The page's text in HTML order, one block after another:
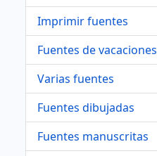
Imprimir fuentes
Fuentes de vacaciones
Varias fuentes
Fuentes dibujadas
Fuentes manuscritas